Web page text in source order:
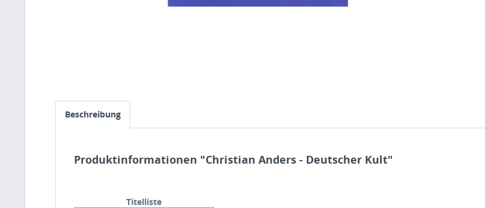
Beschreibung
Produktinformationen "Christian Anders - Deutscher Kult"
Titelliste